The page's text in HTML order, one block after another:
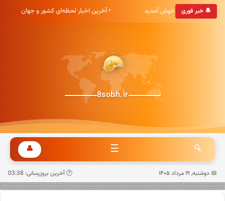
🔔 خبر فوری
خبری هشت صبح خوش آمدید • آخرین اخبار لحظه‌ای کشور و جهان
8sobh.ir
🔍
☰
👤
📅 دوشنبه, ۱۹ مرداد ۱۴۰۵ 🕐 آخرین بروزرسانی: 03:38